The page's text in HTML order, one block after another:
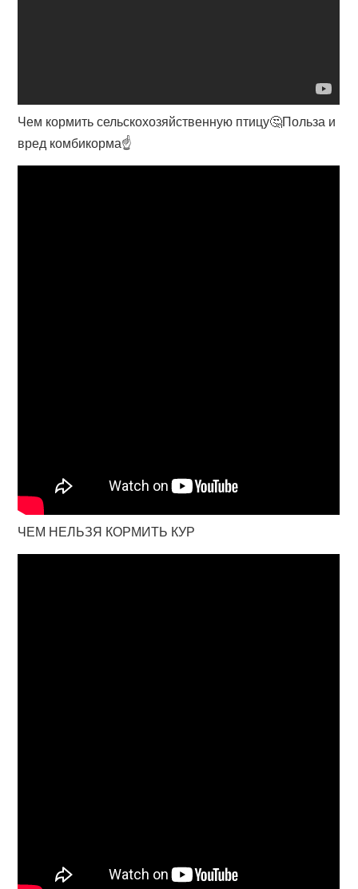
Чем кормить сельскохозяйственную птицу🤔Польза и
вред комбикорма☝️
ЧЕМ НЕЛЬЗЯ КОРМИТЬ КУР